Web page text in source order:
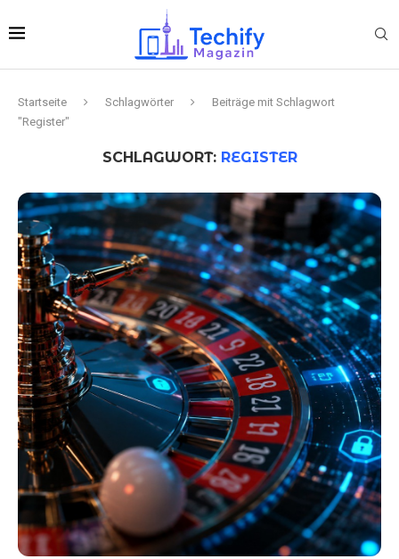
Startseite Schlagwörter
Beiträge mit Schlagwort
"Register"
SCHLAGWORT: REGISTER